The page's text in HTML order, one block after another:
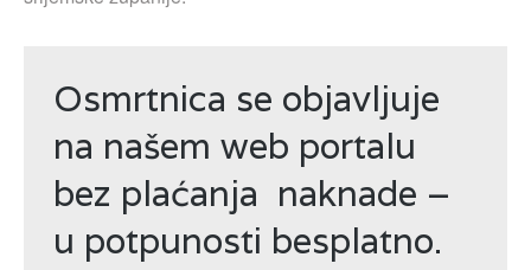
Osmrtnica se objavljuje
na našem web portalu
bez plaćanja naknade –
u potpunosti besplatno.